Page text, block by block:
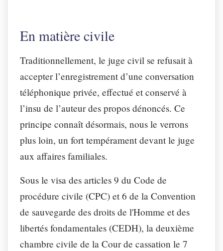
En matière civile
Traditionnellement, le juge civil se refusait à
accepter l’enregistrement d’une conversation
téléphonique privée, effectué et conservé à
l’insu de l’auteur des propos dénoncés. Ce
principe connaît désormais, nous le verrons
plus loin, un fort tempérament devant le juge
aux affaires familiales.
Sous le visa des articles 9 du Code de
procédure civile (CPC) et 6 de la Convention
de sauvegarde des droits de l'Homme et des
libertés fondamentales (CEDH), la deuxième
chambre civile de la Cour de cassation le 7